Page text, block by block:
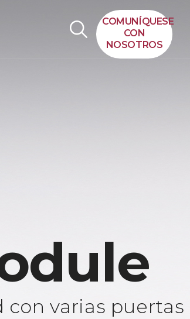
COMUNÍQUESE
CON
NOSOTROS
varias puertas